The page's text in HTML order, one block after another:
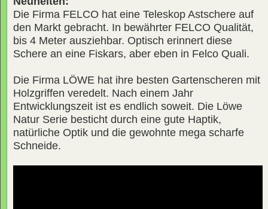
Die Firma FELCO hat eine Teleskop Astschere auf
den Markt gebracht. In bewährter FELCO Qualität,
bis 4 Meter ausziehbar. Optisch erinnert diese
Schere an eine Fiskars, aber eben in Felco Quali.
Die Firma LÖWE hat ihre besten Gartenscheren mit
Holzgriffen veredelt. Nach einem Jahr
Entwicklungszeit ist es endlich soweit. Die Löwe
Natur Serie besticht durch eine gute Haptik,
natürliche Optik und die gewohnte mega scharfe
Schneide.